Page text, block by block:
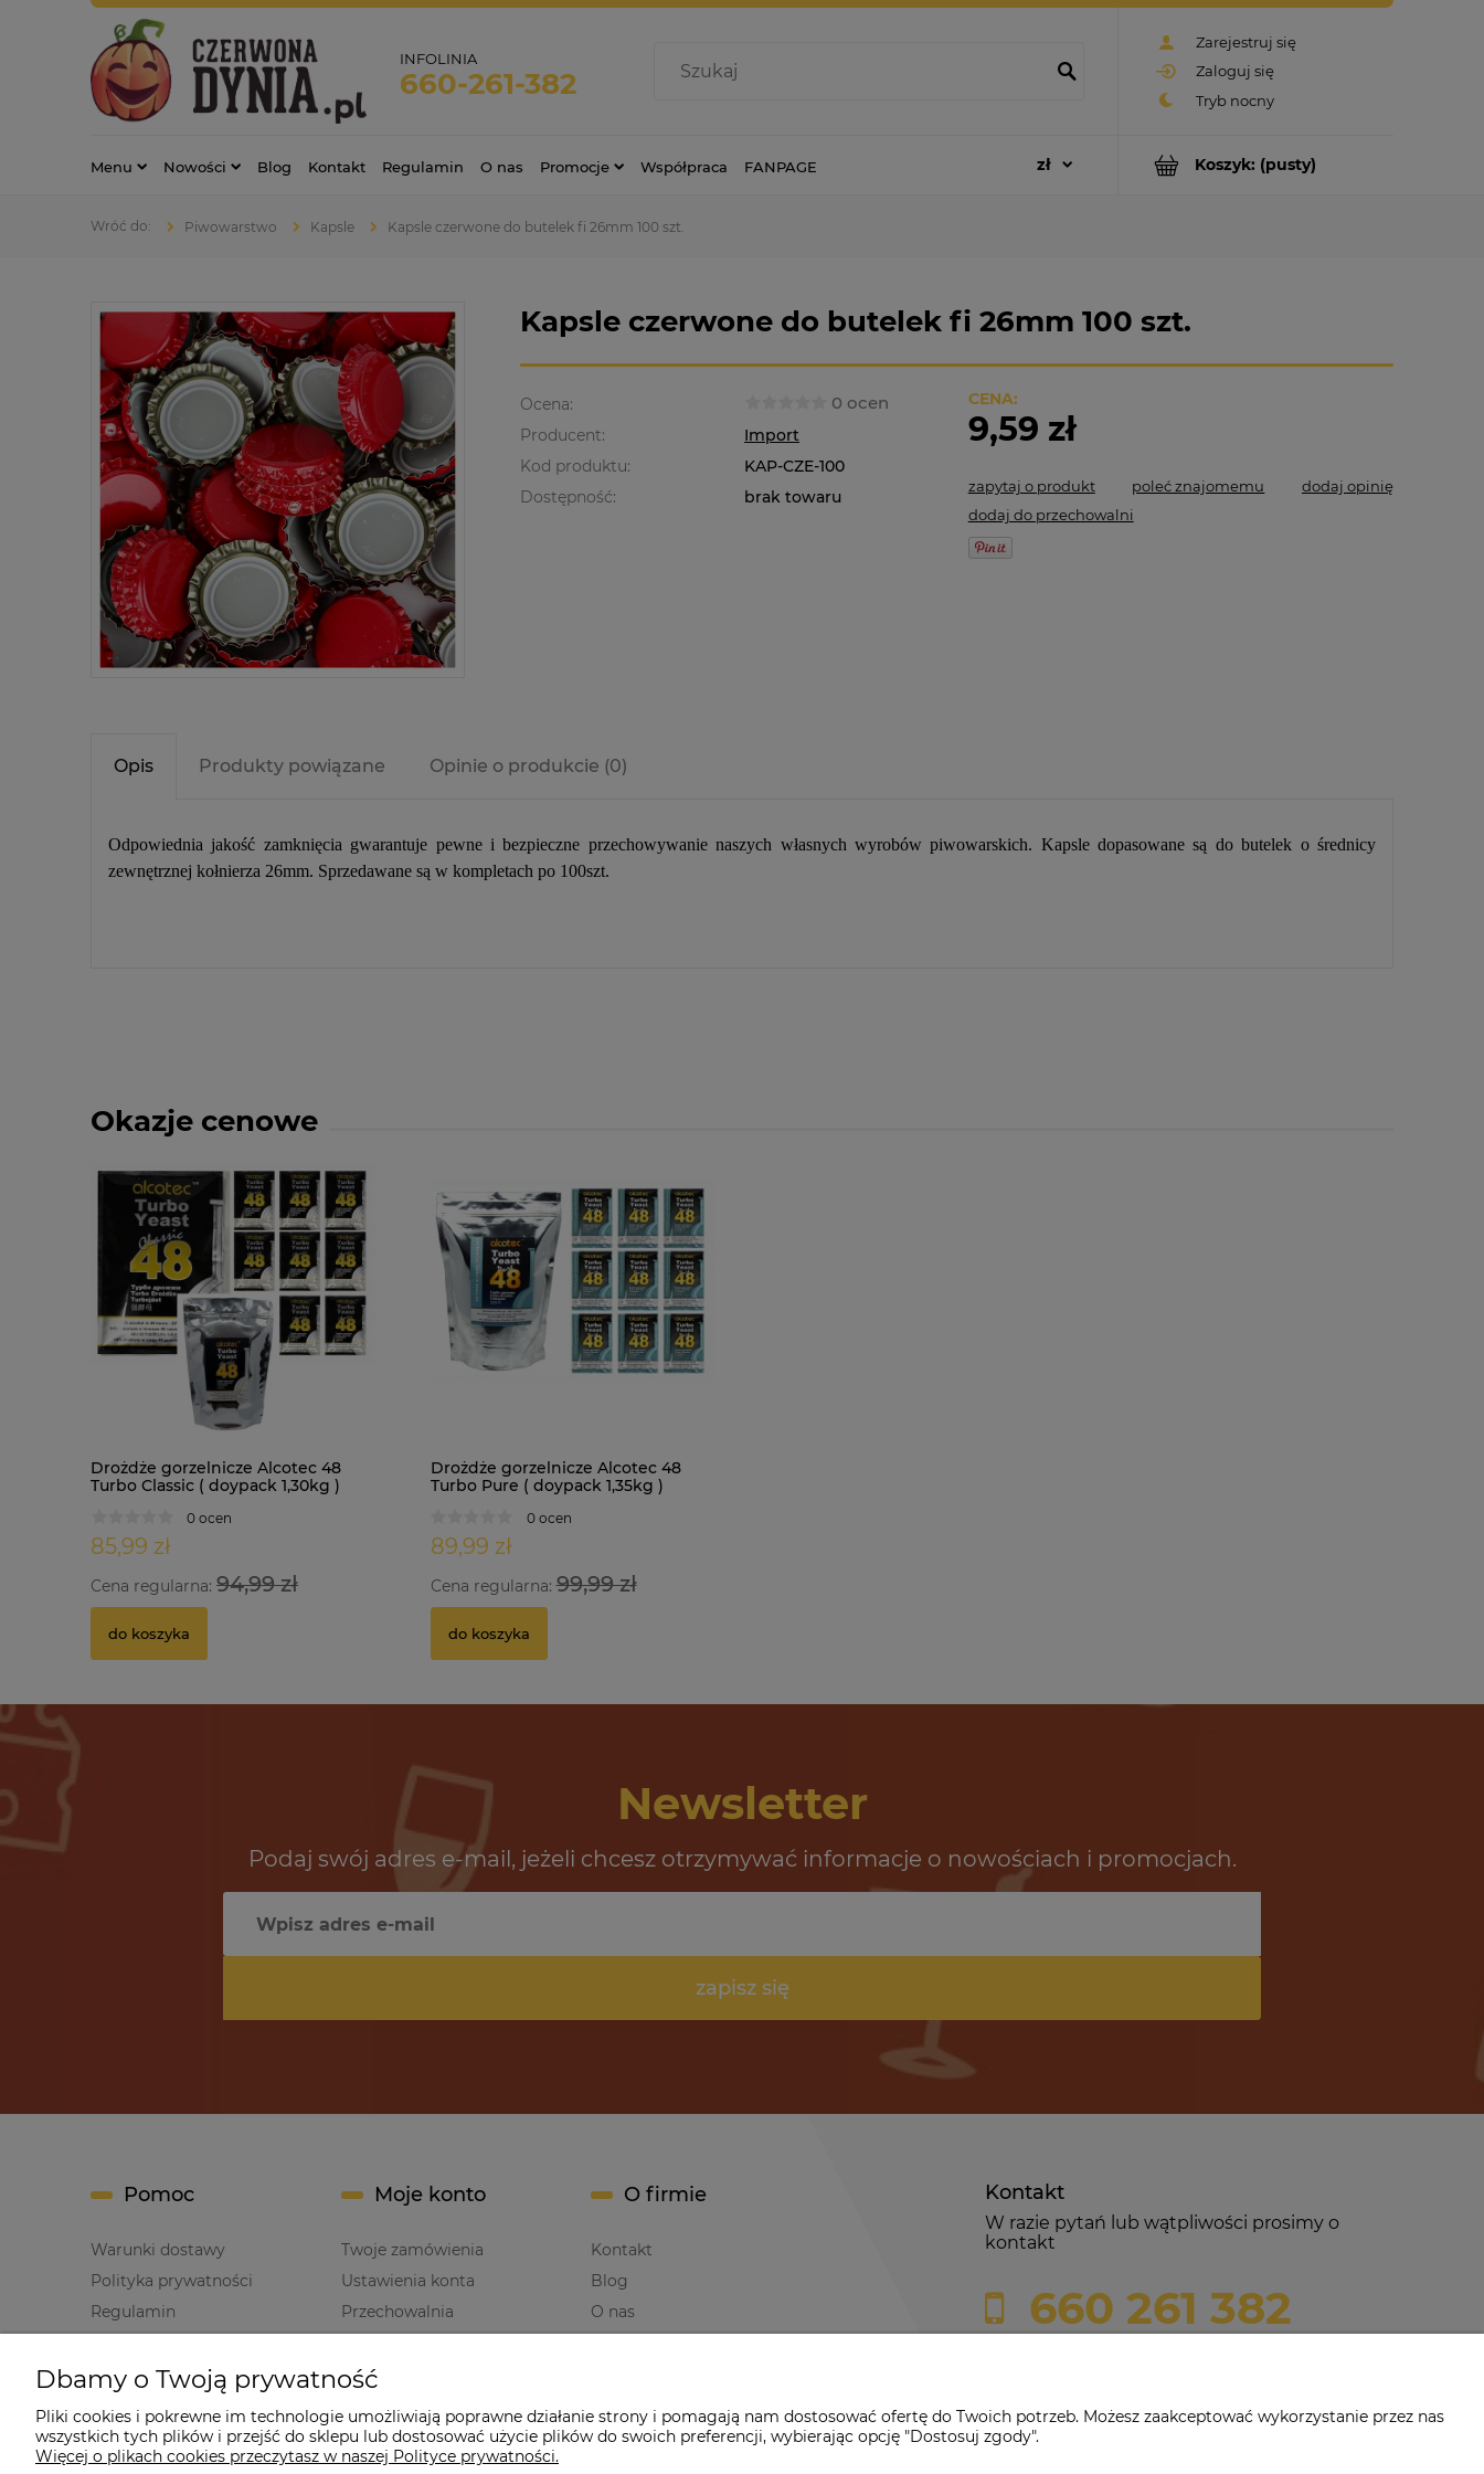
Zarejestruj się
Zaloguj się
INFOLINIA
660-261-382
Koszyk: (pusty)
Menu Nowości Blog Kontakt Regulamin O nas Promocje Współpraca FANPAGE
Piwowarstwo Kapsle Kapsle czerwone do butelek fi 26mm 100 szt.
Kapsle czerwone do butelek fi 26mm 100 szt.
Ocena: 0 ocen
Producent:
Import
Kod produktu:
KAP-CZE-100
Dostępność:
brak towaru
CENA:
9,59 zł
zapytaj o produkt poleć znajomemu
dodaj opinię
dodaj do przechowalni
Opis Produkty powiązane Opinie o produkcie (0)
Odpowiednia jakość zamknięcia gwarantuje pewne i bezpieczne przechowywanie naszych własnych wyrobów piwowarskich. Kapsle dopasowane są do butelek o średnicy
zewnętrznej kołnierza 26mm. Sprzedawane są w kompletach po 100szt.
Okazje cenowe
Drożdże gorzelnicze Alcotec 48
Turbo Classic ( doypack 1,30kg )
0 ocen
85,99 zł
Cena regularna: 94,99 zł
do koszyka
Drożdże gorzelnicze Alcotec 48
Turbo Pure ( doypack 1,35kg )
0 ocen
89,99 zł
Cena regularna:99,99 zł
do koszyka
Newsletter
Podaj swój adres e-mail, jeżeli chcesz otrzymywać informacje o nowościach i promocjach.
zapisz się
Kontakt
W razie pytań lub wątpliwości prosimy o
kontakt
660 261 382
Pomoc
Warunki dostawy
Polityka prywatności
Regulamin
Moje konto
Twoje zamówienia
Ustawienia konta
Przechowalnia
O firmie
Kontakt
Blog
O nas
Czerwona Dynia ul. Konarskiego 9a | 66-200 Świebodzin |tel: 660-261-382
Dbamy o Twoją prywatność
Pliki cookies i pokrewne im technologie umożliwiają poprawne działanie strony i pomagają nam dostosować ofertę do Twoich potrzeb. Możesz zaakceptować wykorzystanie przez nas
wszystkich tych plików i przejść do sklepu lub dostosować użycie plików do swoich preferencji, wybierając opcję "Dostosuj zgody".
Więcej o plikach cookies przeczytasz w naszej Polityce prywatności.